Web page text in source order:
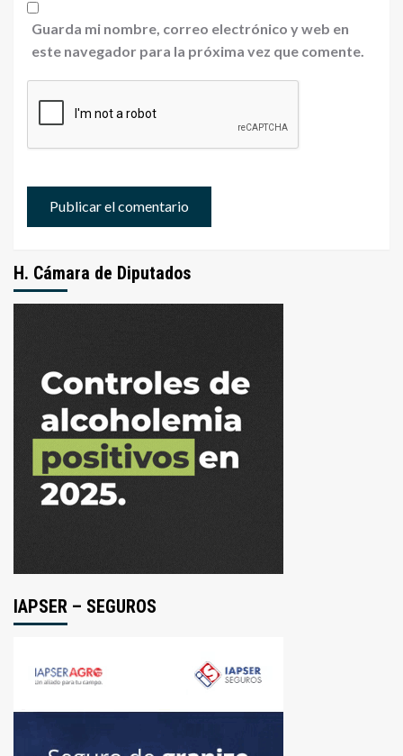
Guarda mi nombre, correo electrónico y web en
este navegador para la próxima vez que comente.
H. Cámara de Diputados
IAPSER – SEGUROS